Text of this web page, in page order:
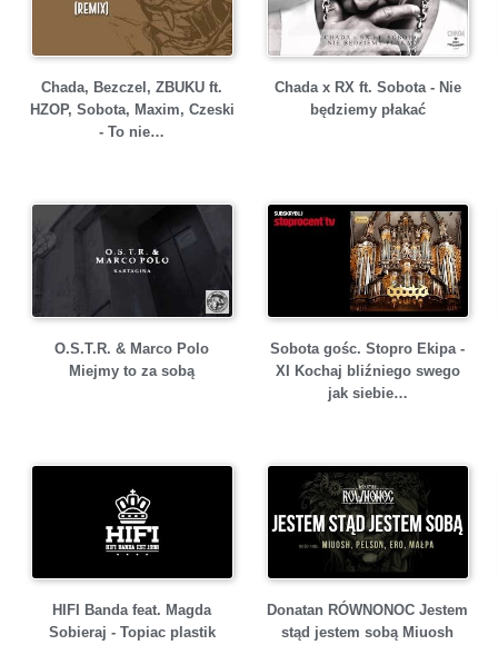
Chada, Bezczel, ZBUKU ft.
HZOP, Sobota, Maxim, Czeski
- To nie…
Chada x RX ft. Sobota - Nie
będziemy płakać
O.S.T.R. & Marco Polo
Miejmy to za sobą
Sobota gośc. Stopro Ekipa -
XI Kochaj bliźniego swego
jak siebie…
HIFI Banda feat. Magda
Sobieraj - Topiac plastik
Donatan RÓWNONOC Jestem
stąd jestem sobą Miuosh